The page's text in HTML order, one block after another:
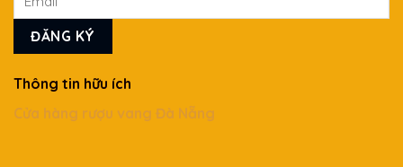
Thông tin hữu ích
Cửa hàng rượu vang Đà Nẵng